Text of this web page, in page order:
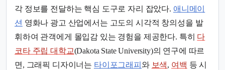
각 정보를 전달하는 핵심 도구로 자리 잡았다. 애니메이
션 영화나 광고 산업에서는 고도의 시각적 창의성을 발
휘하여 관객에게 몰입감 있는 경험을 제공한다. 특히 다
코타 주립 대학교(Dakota State University)의 연구에 따르
면, 그래픽 디자이너는 타이포그래피 와 보색, 여백 등 시